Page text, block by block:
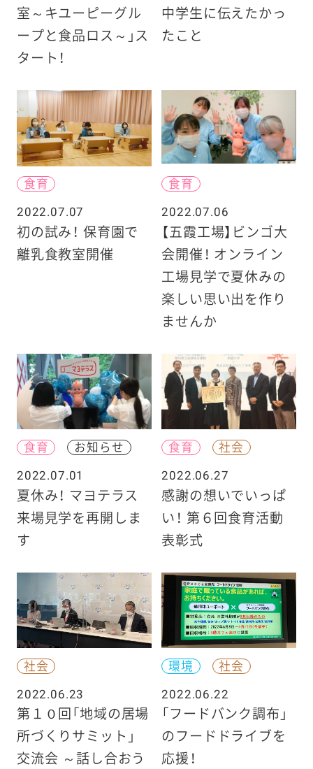
室～キユーピーグル
ープと食品ロス～」ス
タート！
中学生に伝えたかっ
たこと
食育
2022.07.07
初の試み！ 保育園で
離乳食教室開催
食育
2022.07.06
【五霞工場】ビンゴ大
会開催！ オンライン
工場見学で夏休みの
楽しい思い出を作り
ませんか
食育
お知らせ
2022.07.01
夏休み！ マヨテラス
来場見学を再開しま
す
食育
社会
2022.06.27
感謝の想いでいっぱ
い！ 第６回食育活動
表彰式
社会
2022.06.23
第１０回「地域の居場
所づくりサミット」
交流会 ～話し合おう
環境
社会
2022.06.22
「フードバンク調布」
のフードドライブを
応援！